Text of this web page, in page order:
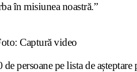
în misiunea noastră.”
Captură video
persoane pe lista de așteptare